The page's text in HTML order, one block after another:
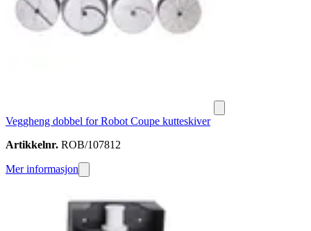
Veggheng dobbel for Robot Coupe kutteskiver
Artikkelnr. ROB/107812
Mer informasjon